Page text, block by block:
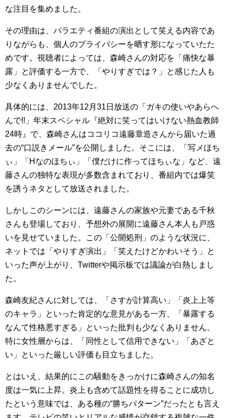
な注目を集めました。
その理由は、バラエティ番組の演出として笑える内容であ
りながらも、個人のプライバシーを晒す形になっていたた
めです。視聴者によっては、森崎さんの対応を「痛快な暴
露」と評価する一方で、「やりすぎでは？」と感じた人も
少なくありませんでした。
具体的には、2013年12月31日放送の「ガキの使いやあらへ
んで!!」年末スペシャル『絶対に笑ってはいけない熱血教師
24時』で、森崎さんはココリコ遠藤章造さんから届いた過
去の“口説きメール”を公開しました。そこには、「写メほち
ぃ」「Hなのほちぃ」「僕だけに作ってほちぃな」など、遠
藤さんの独特な表現が多数含まれており、番組内では爆笑
を誘うネタとして放送されました。
しかしこのシーンには、遠藤さんの家族や元妻である千秋
さんも登場しており、予想外の展開に遠藤さん本人も戸惑
いを見せていました。この「公開処刑」のような状況に、
ネットでは「やりすぎ演出」「笑えたけどかわいそう」と
いった声が上がり、Twitterや掲示板では議論が白熱しまし
た。
森崎友紀さんに対しては、「さすが計算高い」「炎上上等
のキャラ」といった肯定的な意見がある一方、「暴露する
なんて性格悪すぎる」といった批判も少なくありません。
特に女性層からは、「同性として信用できない」「あざと
い」といった厳しい評価も目立ちました。
とはいえ、結果的にこの騒動をきっかけに森崎さんの知名
度は一気に上昇。炎上も含めて話題性を得ることに成功し
たという意味では、ある種の“勝ちパターン”だったとも言え